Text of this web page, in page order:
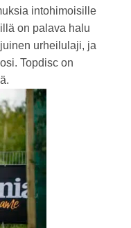
intohimoisille
on palava halu
urheilulaji, ja
Topdisc on